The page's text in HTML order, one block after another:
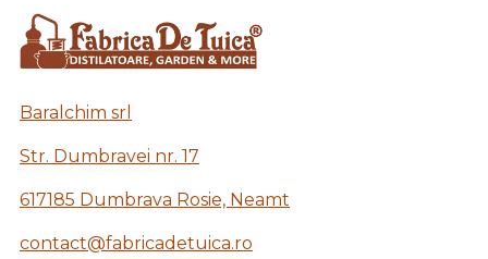
Baralchim srl
Str. Dumbravei nr. 17
617185 Dumbrava Rosie, Neamt
contact@fabricadetuica.ro